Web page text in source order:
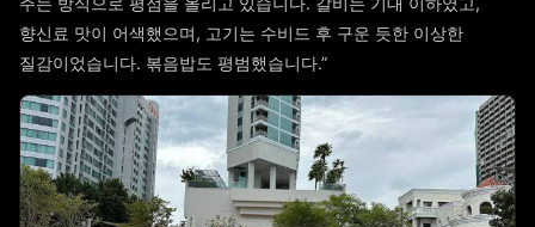
향신료 맛이 어색했으며, 고기는 수비드 후 구운 듯한 이상한
질감이었습니다. 볶음밥도 평범했습니다.”